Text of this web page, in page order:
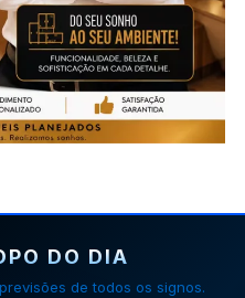
DO DIA
de todos os signos.